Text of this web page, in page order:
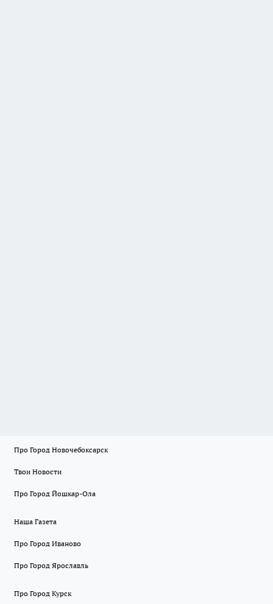
Про Город Новочебоксарск
Твои Новости
Про Город Йошкар-Ола
Наша Газета
Про Город Иваново
Про Город Ярославль
Про Город Курск